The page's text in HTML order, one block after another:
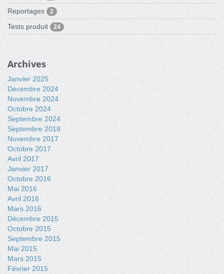
Reportages 2
Tests produit 24
Archives
Janvier 2025
Décembre 2024
Novembre 2024
Octobre 2024
Septembre 2024
Septembre 2018
Novembre 2017
Octobre 2017
Avril 2017
Janvier 2017
Octobre 2016
Mai 2016
Avril 2016
Mars 2016
Décembre 2015
Octobre 2015
Septembre 2015
Mai 2015
Mars 2015
Février 2015